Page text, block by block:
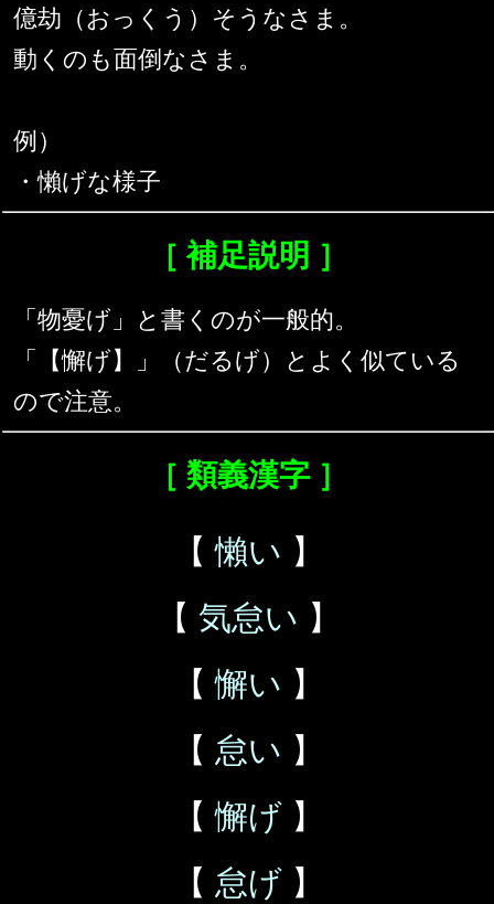
億劫（おっくう）そうなさま。
動くのも面倒なさま。
例）
・懶げな様子
［ 補足説明 ］
「物憂げ」と書くのが一般的。
「【懈げ】」（だるげ）とよく似ている
ので注意。
［ 類義漢字 ］
【懶い 】
【 気怠い 】
【懈い 】
【 怠い 】
【懈げ】
【 怠げ】